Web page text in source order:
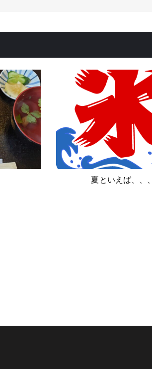
夏といえば、、、